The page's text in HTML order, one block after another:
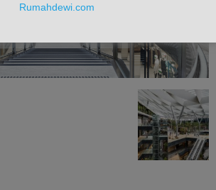
Rumahdewi.com